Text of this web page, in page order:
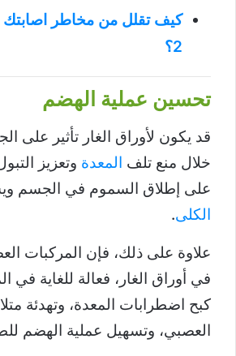
كيف تقلل من مخاطر اصابتك
2؟
تحسين عملية الهضم
قد يكون لأوراق الغار تأثير على
خلال منع تلف المعدة وتعزيز
على إطلاق السموم في الجسم
الكلى.
علاوة على ذلك، فإن المركبات
في أوراق الغار، فعالة للغاية في
كبح اضطرابات المعدة، وتهدئة
العصبي، وتسهيل عملية الهضم